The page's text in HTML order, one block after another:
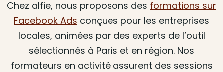
Chez alfie, nous proposons des formations sur
Facebook Ads conçues pour les entreprises
locales, animées par des experts de l’outil
sélectionnés à Paris et en région. Nos
formateurs en activité assurent des sessions